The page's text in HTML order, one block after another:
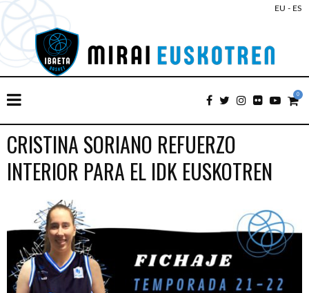
EU - ES
0
CRISTINA SORIANO REFUERZO
INTERIOR PARA EL IDK EUSKOTREN